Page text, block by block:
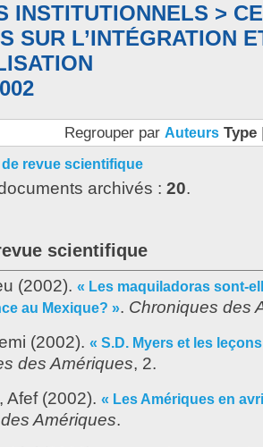
INSTITUTIONNELS >
SUR L’INTÉGRATION
Regrouper par Auteurs Type
revue scientifique
archivés : 20.
scientifique
(2002). « Les maquiladoras sont-
au Mexique? ». Chroniques des
(2002). « S.D. Myers et les
des Amériques, 2.
Afef(2002). « Les Amériques en
Amériques.